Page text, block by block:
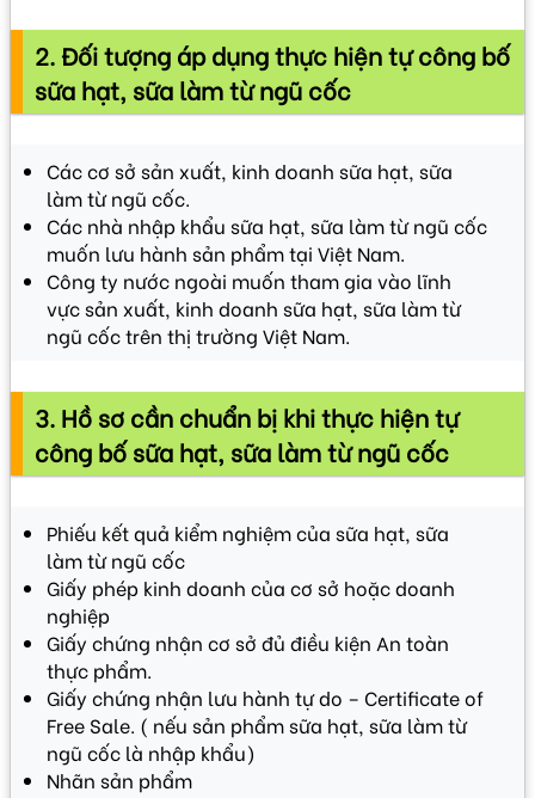
2. Đối tượng áp dụng thực hiện tự công bố
sữa hạt, sữa làm từ ngũ cốc
Các cơ sở sản xuất, kinh doanh sữa hạt, sữa
làm từ ngũ cốc.
Các nhà nhập khẩu sữa hạt, sữa làm từ ngũ cốc
muốn lưu hành sản phẩm tại Việt Nam.
Công ty nước ngoài muốn tham gia vào lĩnh
vực sản xuất, kinh doanh sữa hạt, sữa làm từ
ngũ cốc trên thị trường Việt Nam.
3. Hồ sơ cần chuẩn bị khi thực hiện tự
công bố sữa hạt, sữa làm từ ngũ cốc
Phiếu kết quả kiểm nghiệm của sữa hạt, sữa
làm từ ngũ cốc
Giấy phép kinh doanh của cơ sở hoặc doanh
nghiệp
Giấy chứng nhận cơ sở đủ điều kiện An toàn
thực phẩm.
Giấy chứng nhận lưu hành tự do – Certificate of
Free Sale. ( nếu sản phẩm sữa hạt, sữa làm từ
ngũ cốc là nhập khẩu)
Nhãn sản phẩm